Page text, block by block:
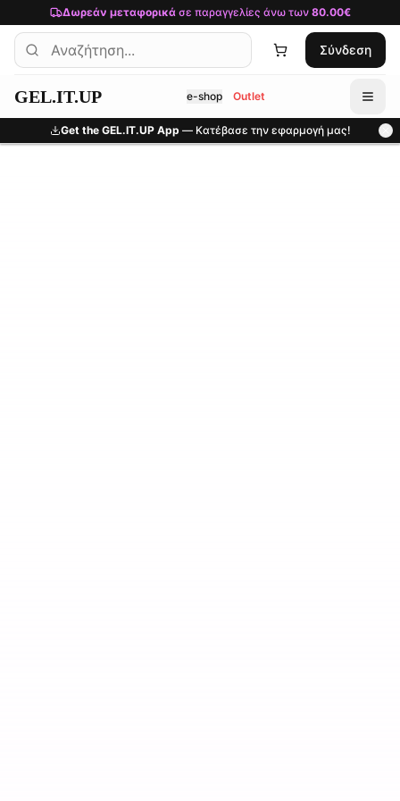
Μετάβαση στο κύριο περιεχόμενο
Δωρεάν μεταφορικάσε παραγγελίες άνω των 80.00€
Σύνδεση
GEL.IT.UP e-shop Outlet
Get the GEL.IT.UP App — Κατέβασε την εφαρμογή μας!